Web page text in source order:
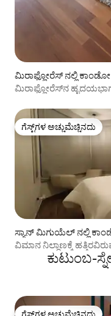
ಮಿರಾಫ್ಲೋರೆಸ್ ನಲ್ಲಿ ಕಾಂಡೋ
ಮಿರಾಫ್ಲೋರೆಸ್‌ನ
ಗೆಸ್ಟ್‌ಗಳ ಅಚ್ಚುಮೆಚ್ಚಿನದು
ಗೆಸ್ಟ್‌ಗಳ ಅಚ್ಚುಮೆಚ್ಚಿನದು
ಸ್ಯಾನ್ ಮಿಗುಯೆಲ್ ನಲ್ಲಿ
ವಿಮಾನ ನಿಲ್ದಾಣಕ್ಕೆ
ಕುಟುಂಬ-